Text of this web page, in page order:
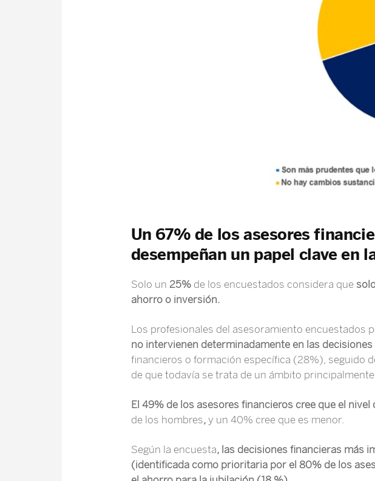
Un 67% de los asesores
desempeñan un papel clave en
Solo un 25% de los encuestados considera que
ahorro o inversión.
Los profesionales del asesoramiento encuestados
no intervienen determinadamente en las
financieros o formación específica (28%), seguido
de que todavía se trata de un ámbito
El 49% de los asesores financieros cree que el
de los hombres, y un 40% cree que es menor.
Según la encuesta, las decisiones financieras más
(identificada como prioritaria por el 80% de los